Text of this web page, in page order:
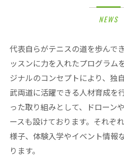
NEWS
代表自らがテニスの道を歩んで
ッスンに力を入れたプログラム
ジナルのコンセプトにより、独
武両道に活躍できる人材育成を
った取り組みとして、ドローン
ースも設けております。それぞ
様子、体験入学やイベント情報
ります。